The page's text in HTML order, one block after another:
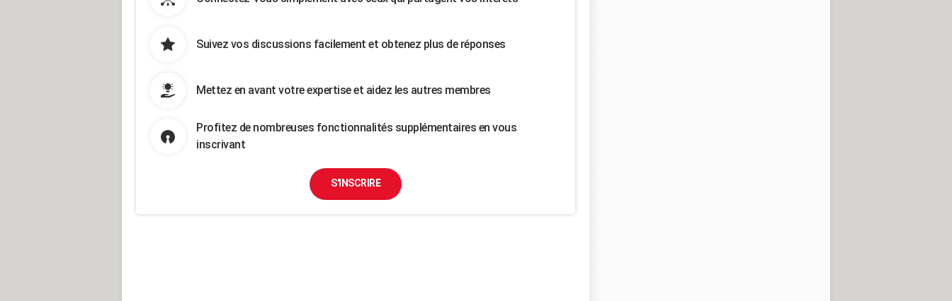
Suivez vos discussions facilement et obtenez plus de réponses
Mettez en avant votre expertise et aidez les autres membres
Profitez de nombreuses fonctionnalités supplémentaires en vous
inscrivant
S'INSCRIRE